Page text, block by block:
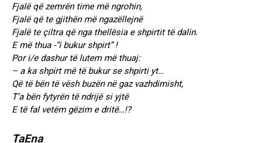
Fjalë që zemrën time më ngrohin,
Fjalë që te gjithën më ngazëllejnë
Fjalë te çiltra që nga thellësia e shpirtit të dalin.
E më thua -“i bukur shpirt” !
Por i/e dashur të lutem më thuaj:
– a ka shpirt më të bukur se shpirti yt…
Që të bën të vësh buzën në gaz vazhdimisht,
T’a bën fytyrën të ndrijë si yjtë
E të fal vetëm gëzim e dritë…!?
TaEna